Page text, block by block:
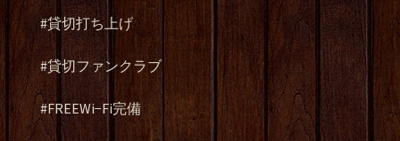
#貸切打ち上げ
#貸切ファンクラブ
#FREEWi−Fi完備